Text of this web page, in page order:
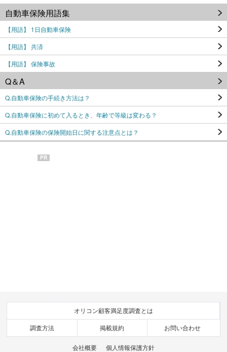
自動車保険用語集
【用語】 1日自動車保険
【用語】 共済
【用語】 保険事故
Q＆A
Q.自動車保険の手続き方法は？
Q.自動車保険に初めて入るとき、年齢で等級は変わる？
Q.自動車保険の保険開始日に関する注意点とは？
PR
オリコン顧客満足度調査とは
調査方法 掲載規約 お問い合わせ
会社概要 個人情報保護方針